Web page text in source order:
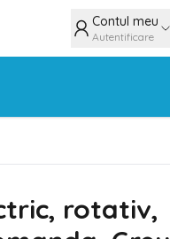
Contul meu
Autentificare
rotativ,